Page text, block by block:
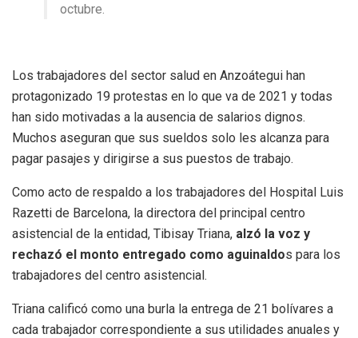
octubre.
Los trabajadores del sector salud en Anzoátegui han
protagonizado 19 protestas en lo que va de 2021 y todas
han sido motivadas a la ausencia de salarios dignos.
Muchos aseguran que sus sueldos solo les alcanza para
pagar pasajes y dirigirse a sus puestos de trabajo.
Como acto de respaldo a los trabajadores del Hospital Luis
Razetti de Barcelona, la directora del principal centro
asistencial de la entidad, Tibisay Triana, alzó la voz y
rechazó el monto entregado como aguinaldos para los
trabajadores del centro asistencial.
Triana calificó como una burla la entrega de 21 bolívares a
cada trabajador correspondiente a sus utilidades anuales y